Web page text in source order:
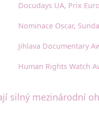
Docudays UA, Prix
Nominace Oscar,
Jihlava Documentary
Human Rights Watch
silný mezinárodní